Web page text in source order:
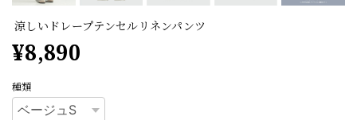
涼しいドレープテンセルリネンパンツ
¥8,890
種類